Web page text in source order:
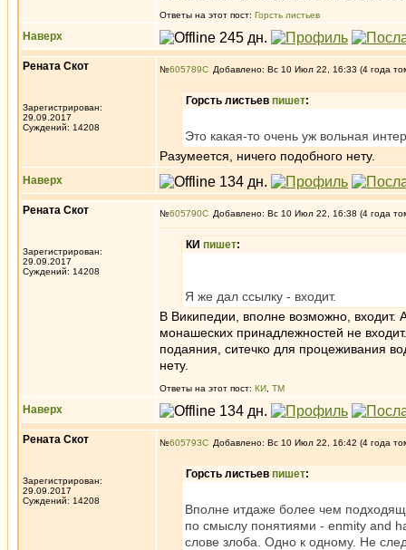
Ответы на этот пост: Горсть листьев
Наверх
Рената Скот
Зарегистрирован:
29.09.2017
Суждений: 14208
№605789 Добавлено: Вс 10 Июл 22, 16:33 (4 года
Горсть листьев пишет:
Это какая-то очень уж вольная
Разумеется, ничего подобного нету.
Наверх
Рената Скот
Зарегистрирован:
29.09.2017
Суждений: 14208
№605790 Добавлено: Вс 10 Июл 22, 16:38 (4 года
КИ пишет:
Я же дал ссылку - входит.
В Википедии, вполне возможно, входит.
монашеских принадлежностей не
подаяния, ситечко для процеживания
нету.
Ответы на этот пост: КИ ТМ
Наверх
Рената Скот
Зарегистрирован:
29.09.2017
Суждений: 14208
№605793 Добавлено: Вс 10 Июл 22, 16:42 (4 года
Горсть листьев пишет:
Вполне итдаже более чем
по смыслу понятиями - enmity and
слове злоба. Одно к одному. Не